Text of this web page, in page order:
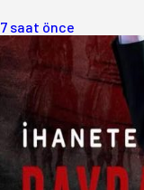
7 saat önce